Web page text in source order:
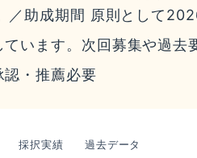
／助成期間 原則として
います。次回募集や過去
認・推薦必要
採択実績 過去データ